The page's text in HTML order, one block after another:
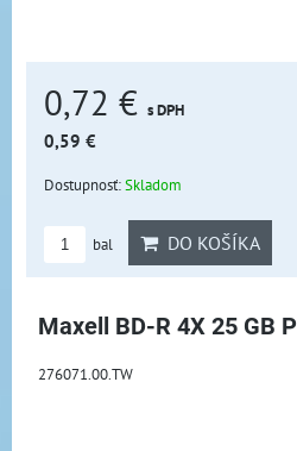
0,72 € s DPH
0,59 €
Dostupnosť:Skladom
bal DO KOŠÍKA
Maxell BD-R 4X 25 GB
276071.00.TW